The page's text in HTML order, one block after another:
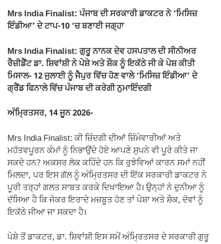
e
b
o
o
k
s
A
p
p
gr
a
m
y
Li
n
k
e
Mrs India Finalist: ਪੰਜਾਬ ਦੀ ਸਰਕਾਰੀ ਡਾਕਟਰ ਨੇ ‘ਮਿਸਿਜ਼
ਇੰਡੀਆ’ ਦੇ ਟਾਪ-10 ‘ਚ ਬਣਾਈ ਜਗ੍ਹਾ
Mrs India Finalist: ਗੁਰੂ ਨਾਨਕ ਦੇਵ ਹਸਪਤਾਲ ਦੀ ਸੀਨੀਅਰ
ਰੈਜ਼ੀਡੈਂਟ ਡਾ. ਸ਼ਿਵਾਂਸ਼ੀ ਨੇ ਪੇਸ਼ੇ ਅਤੇ ਸ਼ੌਕ ਨੂੰ ਇਕੱਠੇ ਜੀ ਕੇ ਪੇਸ਼ ਕੀਤੀ
ਮਿਸਾਲ- 12 ਜੁਲਾਈ ਨੂੰ ਜੈਪੁਰ ਵਿੱਚ ਹੋਣ ਵਾਲੇ ‘ਮਿਸਿਜ਼ ਇੰਡੀਆ’ ਦੇ
ਗ੍ਰੈਂਡ ਫਿਨਾਲੇ ਵਿੱਚ ਪੰਜਾਬ ਦੀ ਕਰੇਗੀ ਨੁਮਾਇੰਦਗੀ
ਅੰਮ੍ਰਿਤਸਰ, 14 ਜੂਨ 2026-
Mrs India Finalist: ਕੀ ਜ਼ਿੰਦਗੀ ਦੀਆਂ ਜ਼ਿੰਮੇਵਾਰੀਆਂ ਅਤੇ
ਮਹੱਤਵਪੂਰਨ ਕੰਮਾਂ ਨੂੰ ਨਿਭਾਉਂਦੇ ਹੋਏ ਆਪਣੇ ਸੁਪਨੇ ਵੀ ਪੂਰੇ ਕੀਤੇ ਜਾ
ਸਕਦੇ ਹਨ? ਅਕਸਰ ਲੋਕ ਕਹਿੰਦੇ ਹਨ ਕਿ ਰੁਝੇਵਿਆਂ ਕਾਰਨ ਸਮਾਂ ਨਹੀਂ
ਮਿਲਦਾ, ਪਰ ਇਸ ਗੱਲ ਨੂੰ ਅੰਮ੍ਰਿਤਸਰ ਦੀ ਇੱਕ ਸਰਕਾਰੀ ਡਾਕਟਰ ਨੇ
ਪੂਰੀ ਤਰ੍ਹਾਂ ਗਲਤ ਸਾਬਤ ਕਰਕੇ ਦਿਖਾਇਆ ਹੈ। ਉਨ੍ਹਾਂ ਨੇ ਦੁਨੀਆ ਨੂੰ
ਦੱਸਿਆ ਹੈ ਕਿ ਜੇਕਰ ਇਰਾਦੇ ਮਜ਼ਬੂਤ ਹੋਣ ਤਾਂ ਪੇਸ਼ਾ ਅਤੇ ਸ਼ੌਕ, ਦੋਵਾਂ ਨੂੰ
ਇਕੱਠੇ ਜੀਆ ਜਾ ਸਕਦਾ ਹੈ।
ਪੇਸ਼ੇ ਤੋਂ ਡਾਕਟਰ, ਡਾ. ਸ਼ਿਵਾਂਸ਼ੀ ਇਸ ਸਮੇਂ ਅੰਮ੍ਰਿਤਸਰ ਦੇ ਸਰਕਾਰੀ ਗੁਰੂ